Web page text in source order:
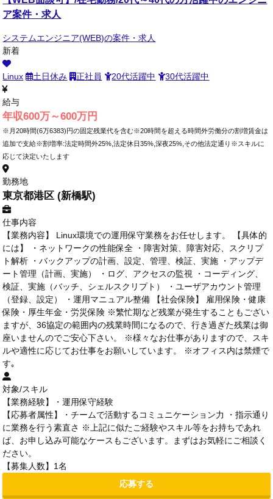
ア案件・求人
システムエンジニア(WEB)の案件・求人
新着
Linux 土日休み 正社員 20代活躍中 30代活躍中
給与
年収600万～600万円
※月20時間(6万6383)円の固定残業代を含む※20時間を超える時間外労働分の割増賃金は
追加で支給※割増率:法定時間外25%,法定休日35%,深夜25%,その他法定通り※スキルに
応じて決定いたします
勤務地
東京都港区 (新橋駅)
仕事内容
【業務内容】 Linux環境での運用保守業務をお任せします。 【具体的
には】 ・ネットワークの性能保全 ・障害対策、障害対応、スクリプ
ト解析 ・バックアップの計画、設定、管理、検証、実施 ・アップデ
ート管理（計画、実施） ・ログ、アクセスの監視 ・コーディング、
検証、実施（バッチ、シェルスクリプト） ・ユーザアカウント管理
（登録、設定） ・運用マニュアル整備 【社会保険】 雇用保険・健康
保険・厚生年金・労災保険 ※繁忙期など残業が発生することもござい
ますが、36協定の範囲内の残業時間になるので、行き過ぎた残業は御
座いませんのでご安心下さい。 ※様々なお仕事がありますので、スキ
ルや適性に応じてお仕事をお願いしています。 ※オフィス内は禁煙で
す｡
対象/スキル
【業務経験】・運用保守経験
【応募者属性】・チームで活動するコミュニケーション力 ・指示通り
に業務を行う素直さ ※上記に似たご経験やスキル等をお持ちであれ
ば、お申し込み可能なケースもございます。まずはお気軽にご相談く
ださい。
【募集人数】1名
応募する